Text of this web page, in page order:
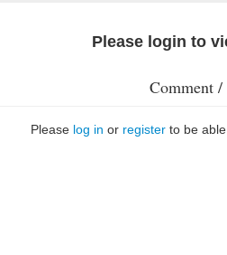
Please login to
Comment
Please log in or register to be